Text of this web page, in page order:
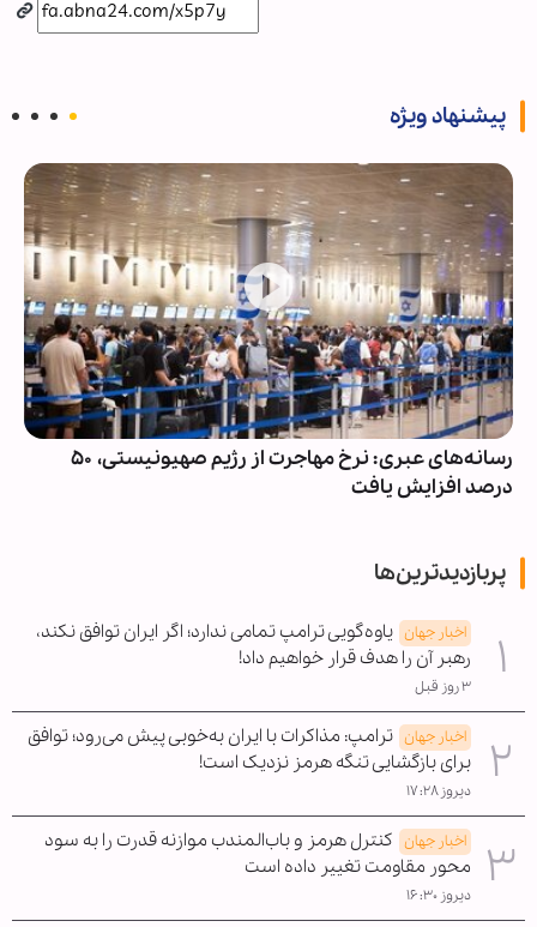
پیشنهاد ویژه
رسانه‌های عبری: نرخ مهاجرت از رژیم صهیونیستی، ۵۰
درصد افزایش یافت
پربازدیدترین‌ها
اخبار جهان یاوه‌گویی ترامپ تمامی ندارد؛ اگر ایران توافق نکند،
رهبر آن را هدف قرار خواهیم داد!
۳ روز قبل
اخبار جهان ترامپ: مذاکرات با ایران به‌خوبی پیش می‌رود؛ توافق
برای بازگشایی تنگه هرمز نزدیک است!
دیروز ۱۷:۲۸
اخبار جهان کنترل هرمز و باب‌المندب موازنه قدرت را به سود
محور مقاومت تغییر داده است
دیروز ۱۶:۳۰